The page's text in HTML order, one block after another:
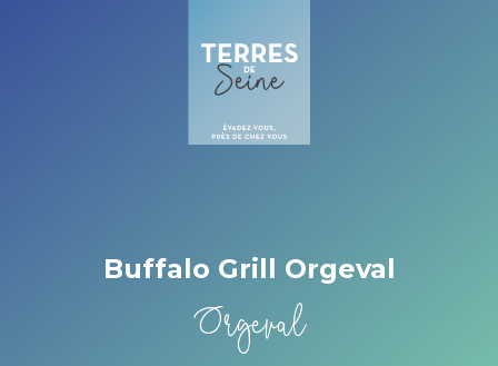
Buffalo Grill Orgeval
Orgeval